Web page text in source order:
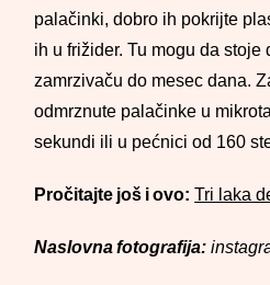
palačinki, dobro ih pokrijte
ih u frižider. Tu mogu da stoje
zamrzivaču do mesec dana.
odmrznute palačinke u
sekundi ili u pećnici od 160
Pročitajte još i ovo: Tri laka
Naslovna fotografija: